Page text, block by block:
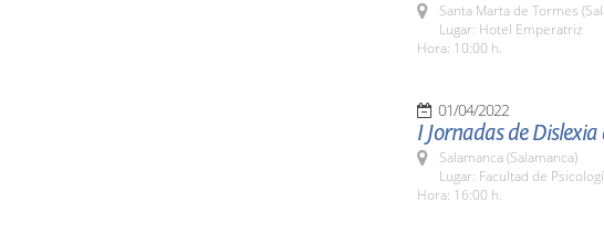
Santa Marta de Tormes
Lugar: Hotel Emperatriz
Hora: 10:00 h.
01/04/2022
I Jornadas de
Salamanca (Salamanca)
Lugar: Facultad de
Hora: 16:00 h.